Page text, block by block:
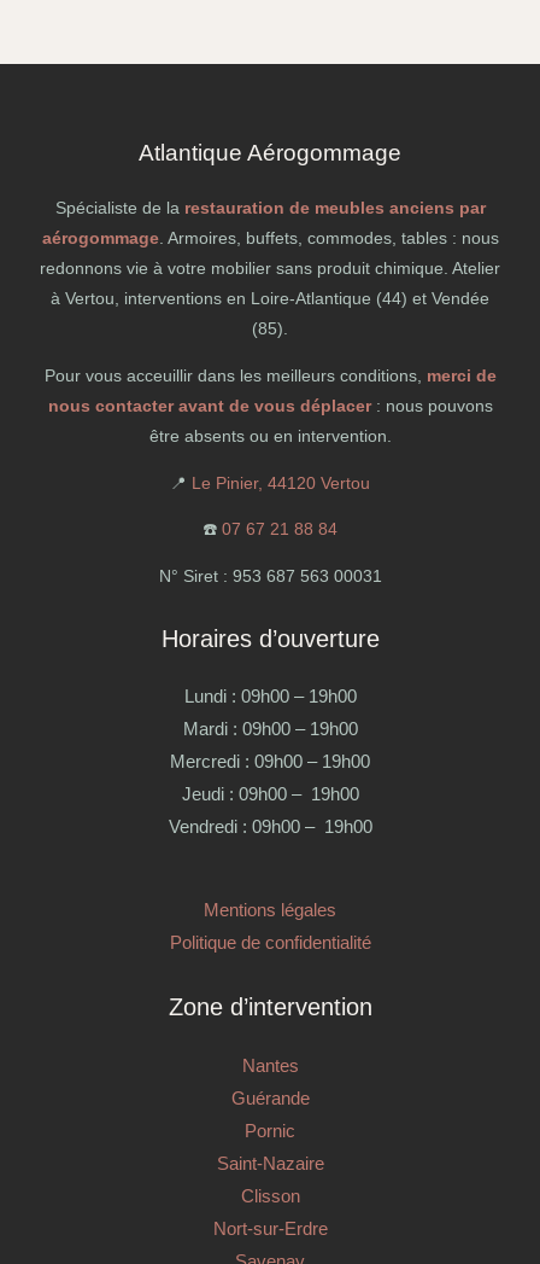
Atlantique Aérogommage
Spécialiste de la restauration de meubles anciens par
aérogommage. Armoires, buffets, commodes, tables : nous
redonnons vie à votre mobilier sans produit chimique. Atelier
à Vertou, interventions en Loire-Atlantique (44) et Vendée
(85).
Pour vous acceuillir dans les meilleurs conditions, merci de
nous contacter avant de vous déplacer: nous pouvons
être absents ou en intervention.
📍 Le Pinier, 44120 Vertou
☎️ 07 67 21 88 84
N° Siret : 953 687 563 00031
Horaires d’ouverture
Lundi : 09h00 – 19h00
Mardi : 09h00 – 19h00
Mercredi : 09h00 – 19h00
Jeudi : 09h00 – 19h00
Vendredi : 09h00 – 19h00
Mentions légales
Politique de confidentialité
Zone d’intervention
Nantes
Guérande
Pornic
Saint-Nazaire
Clisson
Nort-sur-Erdre